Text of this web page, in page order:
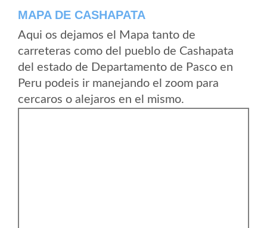
MAPA DE CASHAPATA
Aqui os dejamos el Mapa tanto de
carreteras como del pueblo de Cashapata
del estado de Departamento de Pasco en
Peru podeis ir manejando el zoom para
cercaros o alejaros en el mismo.